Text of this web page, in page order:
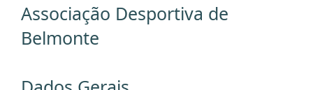
Associação Desportiva de
Belmonte